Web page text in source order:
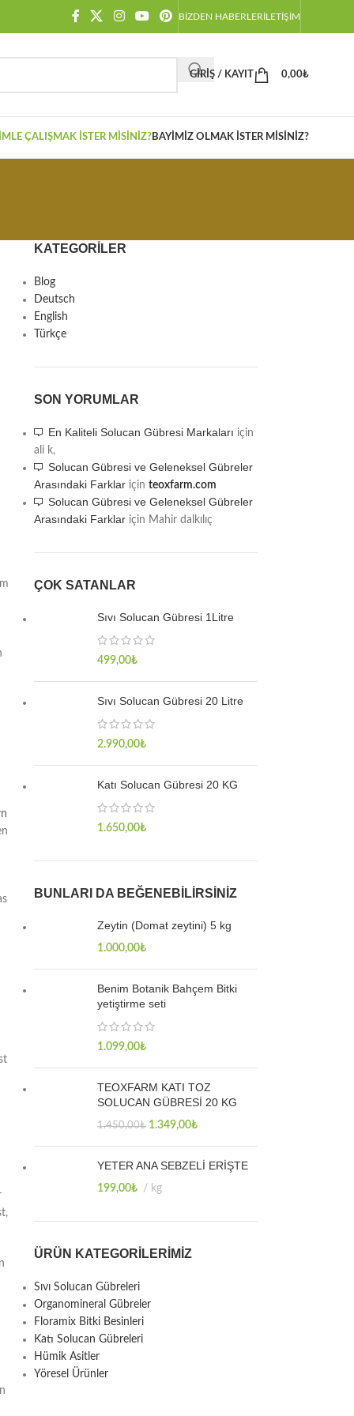
BIZDEN HABERLERİLETIŞIM
GIRIŞ / KAYIT 0,00₺
ÇALIŞMAK İSTER MISINIZ?BAYIMIZ OLMAK İSTER MISINIZ?
KATEGORILER
Blog
Deutsch
English
Türkçe
SON YORUMLAR
En Kaliteli Solucan Gübresi Markaları için
ali k,
Solucan Gübresi ve Geleneksel Gübreler
Arasındaki Farklariçin teoxfarm.com
Solucan Gübresi ve Geleneksel Gübreler
Arasındaki Farklariçin Mahir dalkılıç
ÇOK SATANLAR
Sıvı Solucan Gübresi 1Litre
499,00₺
Sıvı Solucan Gübresi 20 Litre
2.990,00₺
Katı Solucan Gübresi 20 KG
1.650,00₺
BUNLARI DA BEĞENEBILIRSINIZ
Zeytin (Domat zeytini) 5 kg
1.000,00₺
Benim Botanik Bahçem Bitki
yetiştirme seti
1.099,00₺
TEOXFARM KATI TOZ
SOLUCAN GÜBRESİ 20 KG
1.450,00₺ 1.349,00₺
YETER ANA SEBZELİ ERİŞTE
199,00₺ kg
ÜRÜN KATEGORILERIMIZ
Sıvı Solucan Gübreleri
Organomineral Gübreler
Floramix Bitki Besinleri
Katı Solucan Gübreleri
Hümik Asitler
Yöresel Ürünler